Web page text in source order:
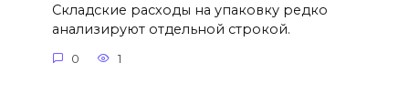
Складские расходы на упаковку редко
анализируют отдельной строкой.
0 1